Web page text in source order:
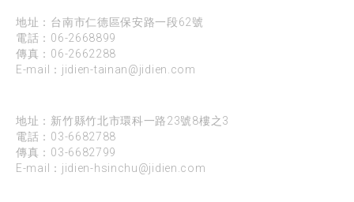
地址：台南市仁德區保安路一段62號
電話： 06-2668899
傳真：06-2662288
E-mail： jidien-tainan@jidien.com
地址：新竹縣竹北市環科一路23號8樓之3
電話： 03-6682788
傳真：03-6682799
E-mail： jidien-hsinchu@jidien.com